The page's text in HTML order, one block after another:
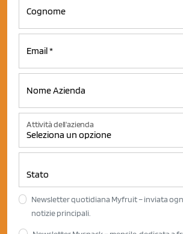
Attività dell'azienda
Newsletter quotidiana Myfruit – inviata
notizie principali.